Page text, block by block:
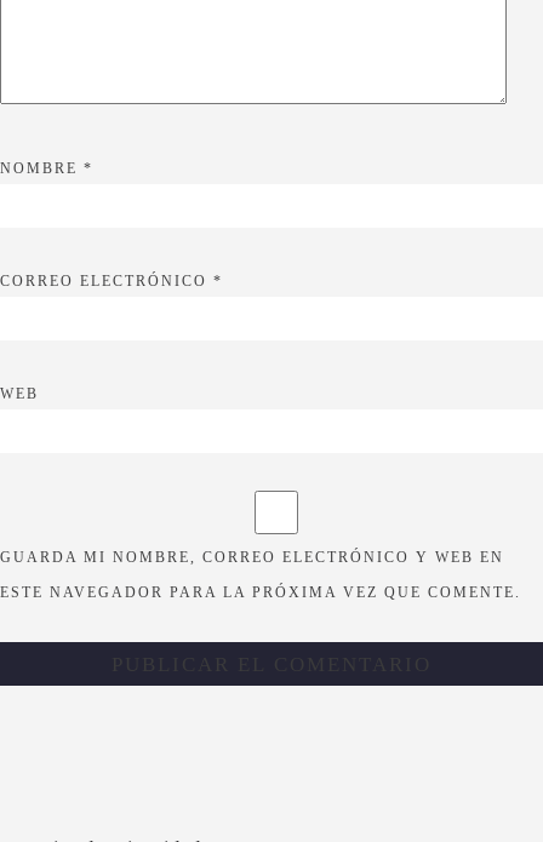
NOMBRE *
CORREO ELECTRÓNICO *
WEB
GUARDA MI NOMBRE, CORREO ELECTRÓNICO Y WEB EN
ESTE NAVEGADOR PARA LA PRÓXIMA VEZ QUE COMENTE.